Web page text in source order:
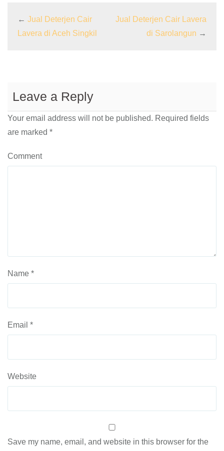
← Jual Deterjen Cair
Lavera di Aceh Singkil
Jual Deterjen Cair Lavera
di Sarolangun →
Leave a Reply
Your email address will not be published. Required fields
are marked *
Comment
Name *
Email *
Website
Save my name, email, and website in this browser for the